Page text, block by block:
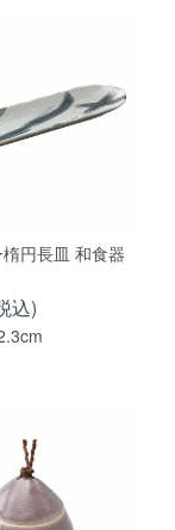
円長皿 和食器
込)